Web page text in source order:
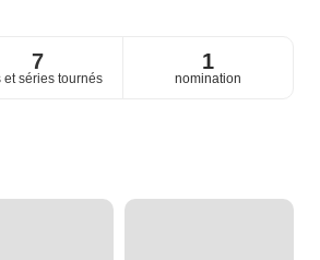
7
et séries tournés
1
nomination